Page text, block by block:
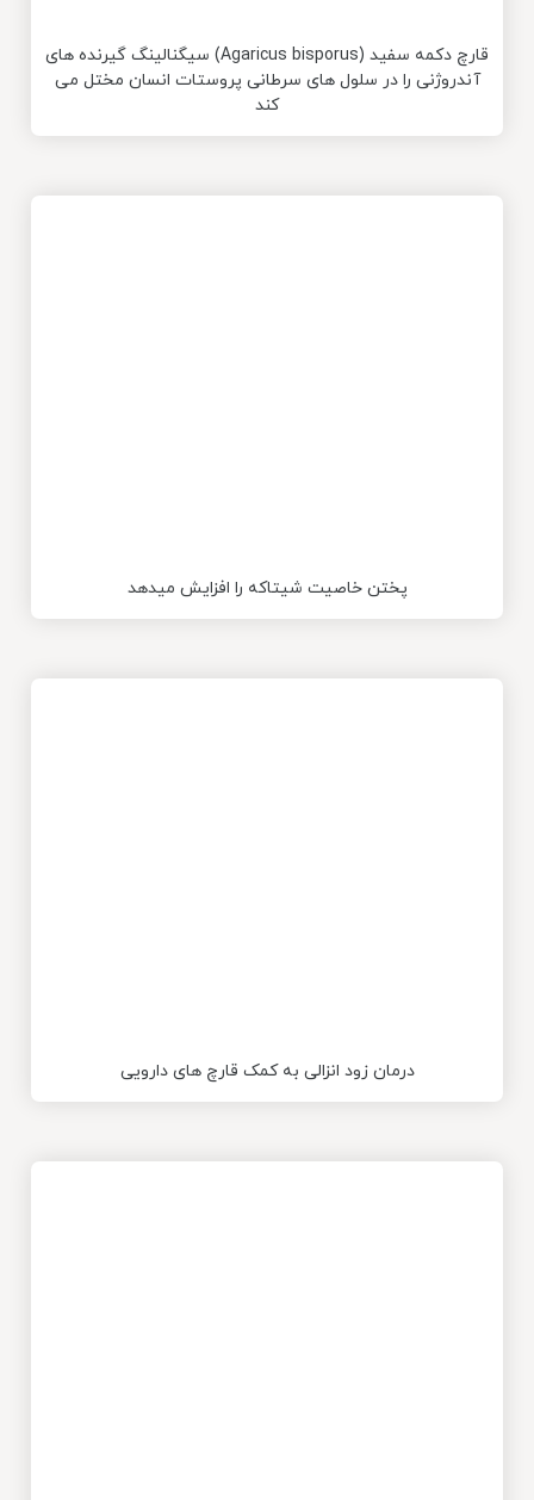
قارچ دکمه سفید (Agaricus bisporus) سیگنالینگ گیرنده های
آندروژنی را در سلول های سرطانی پروستات انسان مختل می
کند
پختن خاصیت شیتاکه را افزایش میدهد
درمان زود انزالی به کمک قارچ های دارویی